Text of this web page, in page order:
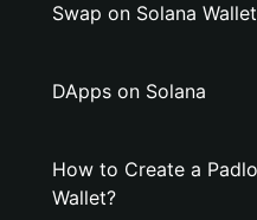
Swap on Solana Wallet
DApps on Solana
How to Create a
Wallet?